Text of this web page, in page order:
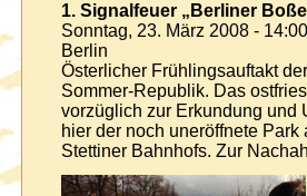
1. Signalfeuer „Berliner
Sonntag, 23. März 2008 -
Berlin
Österlicher Frühlingsauftakt
Sommer-Republik. Das
vorzüglich zur Erkundung und
hier der noch uneröffnete
Stettiner Bahnhofs. Zur